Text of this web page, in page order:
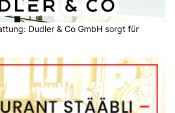
Dudler & Co GmbH sorgt für